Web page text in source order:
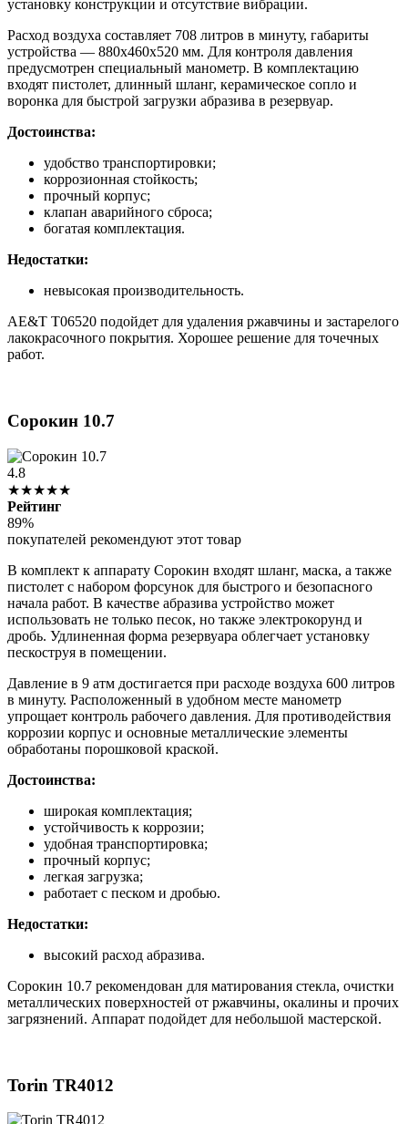
установку конструкции и отсутствие вибрации.
Расход воздуха составляет 708 литров в минуту, габариты
устройства — 880х460х520 мм. Для контроля давления
предусмотрен специальный манометр. В комплектацию
входят пистолет, длинный шланг, керамическое сопло и
воронка для быстрой загрузки абразива в резервуар.
Достоинства:
удобство транспортировки;
коррозионная стойкость;
прочный корпус;
клапан аварийного сброса;
богатая комплектация.
Недостатки:
невысокая производительность.
AE&T T06520 подойдет для удаления ржавчины и застарелого
лакокрасочного покрытия. Хорошее решение для точечных
работ.
Сорокин 10.7
4.8
★★★★★
Рейтинг
89%
покупателей рекомендуют этот товар
В комплект к аппарату Сорокин входят шланг, маска, а также
пистолет с набором форсунок для быстрого и безопасного
начала работ. В качестве абразива устройство может
использовать не только песок, но также электрокорунд и
дробь. Удлиненная форма резервуара облегчает установку
пескоструя в помещении.
Давление в 9 атм достигается при расходе воздуха 600 литров
в минуту. Расположенный в удобном месте манометр
упрощает контроль рабочего давления. Для противодействия
коррозии корпус и основные металлические элементы
обработаны порошковой краской.
Достоинства:
широкая комплектация;
устойчивость к коррозии;
удобная транспортировка;
прочный корпус;
легкая загрузка;
работает с песком и дробью.
Недостатки:
высокий расход абразива.
Сорокин 10.7 рекомендован для матирования стекла, очистки
металлических поверхностей от ржавчины, окалины и прочих
загрязнений. Аппарат подойдет для небольшой мастерской.
Torin TR4012